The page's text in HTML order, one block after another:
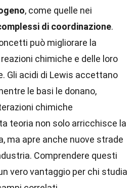
, come quelle nei
di coordinazione.
può migliorare la
chimiche e delle loro
Gli acidi di Lewis accettano
le basi le donano,
chimiche
teoria non solo arricchisce la
ma apre anche nuove strade
Comprendere questi
vero vantaggio per chi studia